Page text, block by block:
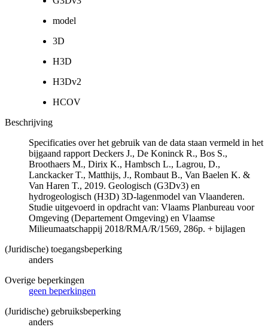
model
3D
H3D
H3Dv2
HCOV
Beschrijving
Specificaties over het gebruik van de data staan vermeld in het
bijgaand rapport Deckers J., De Koninck R., Bos S.,
Broothaers M., Dirix K., Hambsch L., Lagrou, D.,
Lanckacker T., Matthijs, J., Rombaut B., Van Baelen K. &
Van Haren T., 2019. Geologisch (G3Dv3) en
hydrogeologisch (H3D) 3D-lagenmodel van Vlaanderen.
Studie uitgevoerd in opdracht van: Vlaams Planbureau voor
Omgeving (Departement Omgeving) en Vlaamse
Milieumaatschappij 2018/RMA/R/1569, 286p. + bijlagen
(Juridische) toegangsbeperking
anders
Overige beperkingen
geen beperkingen
(Juridische) gebruiksbeperking
anders